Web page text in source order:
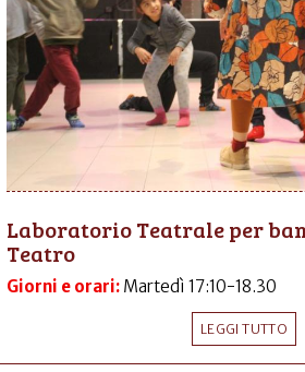
Laboratorio Teatrale per
Teatro
Giorni e orari: Martedì 17:10-18.30
LEGGI TUTTO